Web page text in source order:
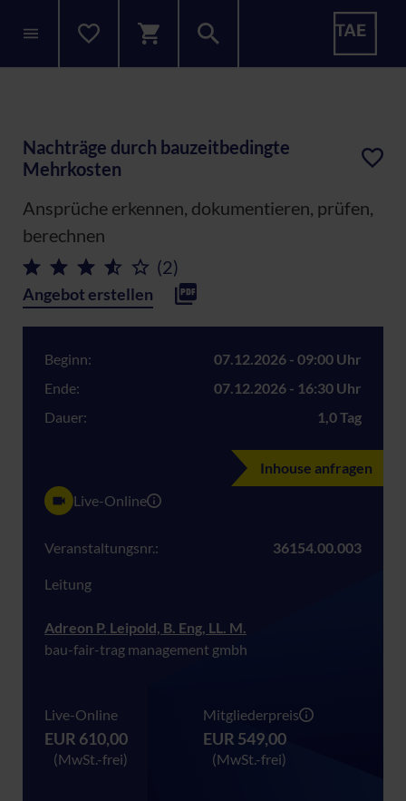
Nachträge durch bauzeitbedingte
Mehrkosten
Ansprüche erkennen, dokumentieren, prüfen,
berechnen
(2)
Angebot erstellen
Beginn:
07.12.2026 - 09:00 Uhr
Ende:
07.12.2026 - 16:30 Uhr
Dauer:
1,0 Tag
Inhouse anfragen
Live-Online
Veranstaltungsnr.: 36154.00.003
Leitung
Adreon P. Leipold, B. Eng, LL. M.
bau-fair-trag management gmbh
Live-Online
EUR 610,00
(MwSt.-frei)
Mitgliederpreis
EUR 549,00
(MwSt.-frei)